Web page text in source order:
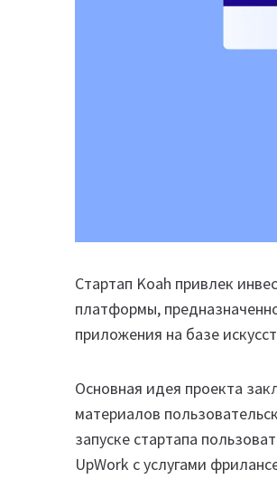
Стартап Koah привлек
платформы,
приложения на базе
Основная идея проекта
материалов
запуске стартапа
UpWork с услугами